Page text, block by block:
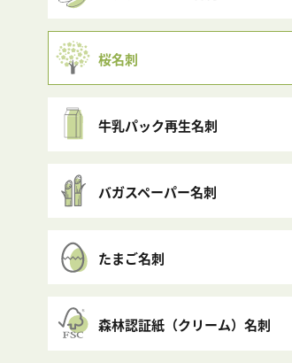
桜名刺
牛乳パック再生名刺
バガスペーパー名刺
たまご名刺
森林認証紙（クリーム）名刺